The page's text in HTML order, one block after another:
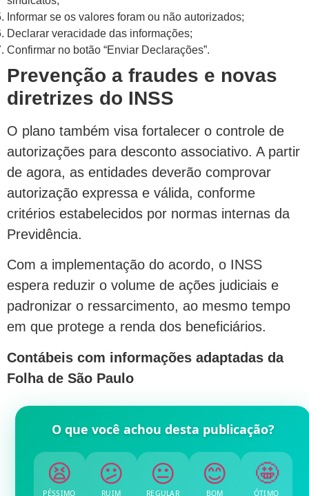
Informar se os valores foram ou não autorizados;
Declarar veracidade das informações;
Confirmar no botão “Enviar Declarações”.
Prevenção a fraudes e novas
diretrizes do INSS
O plano também visa fortalecer o controle de
autorizações para desconto associativo. A partir
de agora, as entidades deverão comprovar
autorização expressa e válida, conforme
critérios estabelecidos por normas internas da
Previdência.
Com a implementação do acordo, o INSS
espera reduzir o volume de ações judiciais e
padronizar o ressarcimento, ao mesmo tempo
em que protege a renda dos beneficiários.
Contábeis com informações adaptadas da
Folha de São Paulo
O que você achou desta publicação?
😫
PÉSSIMO
😕
RUIM
😐
REGULAR
😊
BOM
🤩
ÓTIMO